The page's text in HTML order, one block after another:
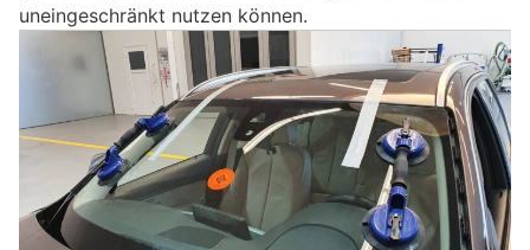
uneingeschränkt nutzen können.